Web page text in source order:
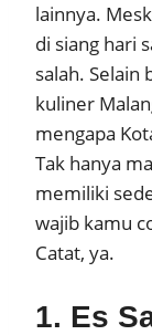
lainnya.
di siang hari
salah. Selain
kuliner
mengapa
Tak hanya
memiliki
wajib kamu
Catat, ya.
1. Es